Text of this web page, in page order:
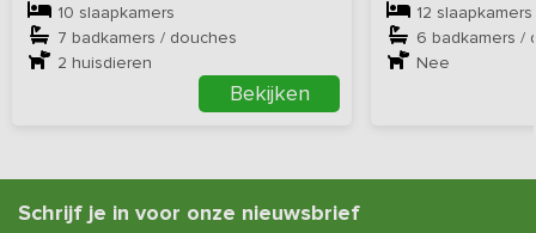
10 slaapkamers
7 badkamers / douches
2 huisdieren
Bekijken
12 slaapkamers
6 badkamers /
Nee
Schrijf je in voor onze nieuwsbrief